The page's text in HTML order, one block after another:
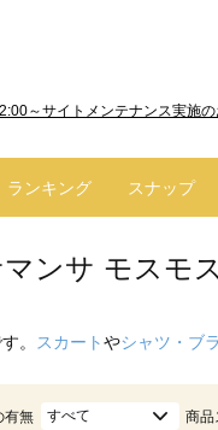
～サイトメンテナンス実施
ランキング スナップ
ンサ モスモス
。 スカートやシャツ・ブ
有無 すべて 商品